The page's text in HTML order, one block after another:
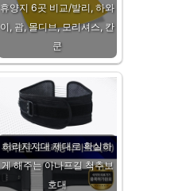
휴양지 6곳 비교/발리, 하와
이, 괌, 몰디브, 모리셔스, 칸
쿤
허리지지대 제대로 확실하
게 해주는 아나프길 척추보
호대